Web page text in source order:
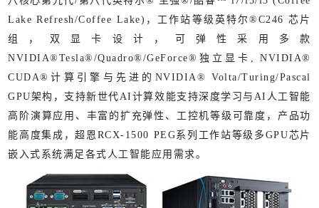
Lake Refresh/Coffee Lake)，工作站等级英特尔®C246 芯片
组，双显卡设计，可弹性采用多款
NVIDIA®Tesla®/Quadro®/GeForce®独立显卡, NVIDIA®
CUDA®计算引擎与先进的NVIDIA® Volta/Turing/Pascal
GPU架构，支持新世代AI计算效能支持深度学习与AI人工智能
高阶演算应用、丰富的扩充弹性、工控机等级可靠度，产品功
能高度集成，超恩RCX-1500 PEG系列工作站等级多GPU芯片
嵌入式系统满足各式人工智能应用需求。